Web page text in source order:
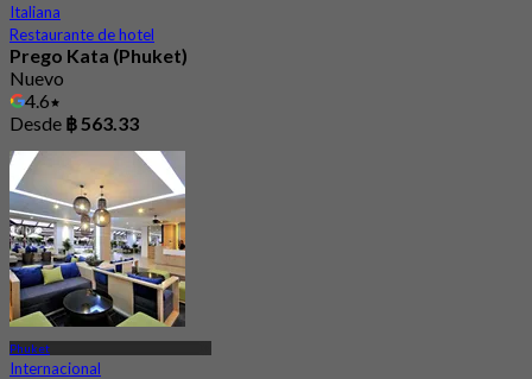
Italiana
Restaurante de hotel
Prego Kata (Phuket)
Nuevo
4.6
Desde ฿ 563.33
Phuket
Internacional